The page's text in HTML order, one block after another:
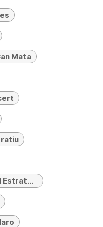
Mata
Declaració Ambiental Estratègica (DAE)